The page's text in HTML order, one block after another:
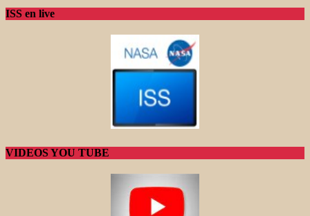
ISS en live
VIDEOS YOU TUBE